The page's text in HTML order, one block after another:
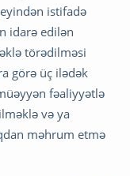
istifadə
idarə edilən
törədilməsi
görə üç ilədək
fəaliyyətlə
və ya
məhrum etmə